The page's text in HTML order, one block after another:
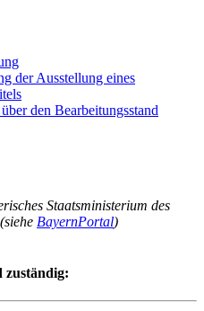
der Ausstellung eines
den Bearbeitungsstand
Staatsministerium des
BayernPortal)
zuständig: